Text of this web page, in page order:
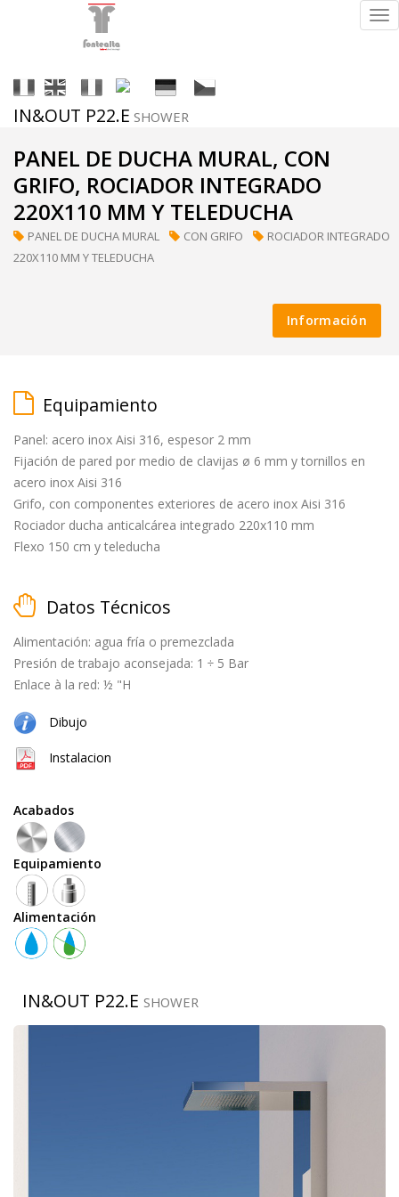
ral
(a
matt
black
cepillado
natural
(cobre
latón)
Equipamiento
teleducha
grifo
IN&OUT P22.E SHOWER
PANEL DE DUCHA MURAL, CON
GRIFO, ROCIADOR INTEGRADO
220X110 MM Y TELEDUCHA
PANEL DE DUCHA MURAL CON GRIFO
ROCIADOR INTEGRADO
220X110 MM Y TELEDUCHA
Información
Equipamiento
Panel: acero inox Aisi 316, espesor 2 mm
Fijación de pared por medio de clavijas ø 6 mm y tornillos en
acero inox Aisi 316
Grifo, con componentes exteriores de acero inox Aisi 316
Rociador ducha anticalcárea integrado 220x110 mm
Flexo 150 cm y teleducha
Datos Técnicos
Alimentación: agua fría o premezclada
Presión de trabajo aconsejada: 1 ÷ 5 Bar
Enlace à la red: ½ "H
Dibujo
Instalacion
Acabados
Equipamiento
Alimentación
IN&OUT P22.E SHOWER